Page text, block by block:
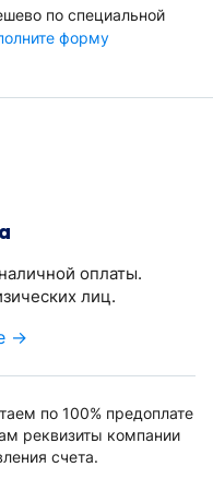
по специальной
форму
оплаты.
лиц.
→
по 100% предоплате
реквизиты компании
счета.